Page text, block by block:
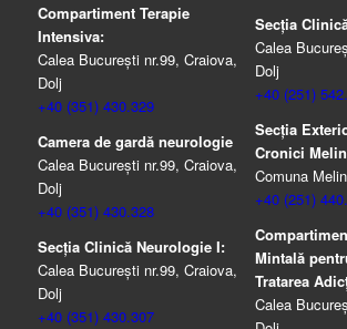
Compartiment Terapie
Intensiva:
Calea București nr.99, Craiova,
Dolj
+40 (351) 430.329
Camera de gardă neurologie
Calea București nr.99, Craiova,
Dolj
+40 (351) 430.328
Secția Clinică Neurologie I:
Calea București nr.99, Craiova,
Dolj
+40 (351) 430.307
Secția
Calea
Dolj
+40 (251)
Secția
Cronici
Comuna
+40 (251)
Mintală
Tratarea
Calea